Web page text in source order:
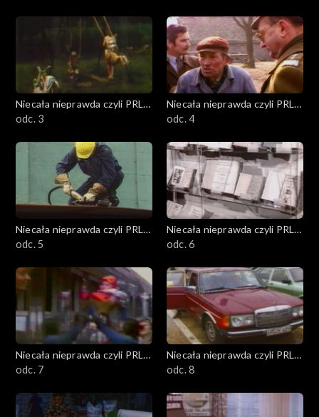
Niecała nieprawda czyli PRL
w DTV
odc. 3
Niecała nieprawda czyli PRL
w DTV
odc. 4
Niecała nieprawda czyli PRL
w DTV
odc. 5
Niecała nieprawda czyli PRL
w DTV
odc. 6
Niecała nieprawda czyli PRL
w DTV
odc. 7
Niecała nieprawda czyli PRL
w DTV
odc. 8